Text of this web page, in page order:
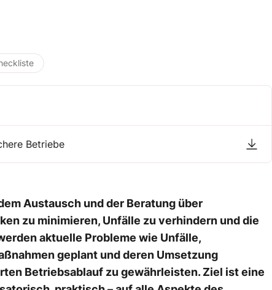
Betriebe
Austausch und der Beratung über
zu minimieren, Unfälle zu verhindern und die
aktuelle Probleme wie Unfälle,
geplant und deren Umsetzung
Betriebsablauf zu gewährleisten. Ziel ist eine